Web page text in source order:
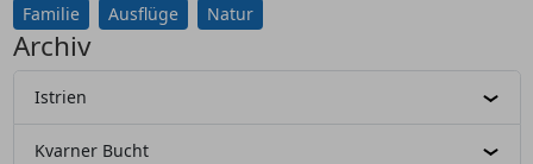
Familie
Ausflüge Natur
Archiv
Istrien
Kvarner Bucht